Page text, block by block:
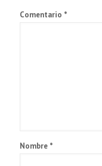
Comentario *
Nombre *